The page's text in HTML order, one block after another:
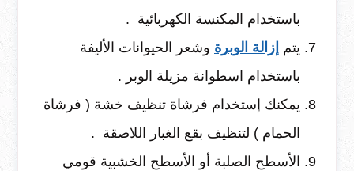
باستخدام المكنسة الكهربائية .
يتم إزالة الوبرة وشعر الحيوانات الأليفة
باستخدام اسطوانة مزيلة الوبر .
يمكنك إستخدام فرشاة تنظيف خشة ( فرشاة
الحمام ) لتنظيف بقع الغبار اللاصقة .
الأسطح الصلبة أو الأسطح الخشبية قومي